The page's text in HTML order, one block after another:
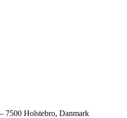
Holstebro, Danmark